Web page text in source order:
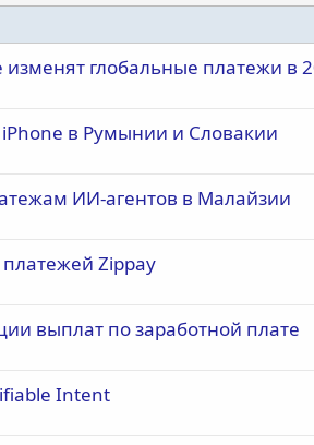
глобальные платежи в
в Румынии и Словакии
ИИ-агентов в Малайзии
Zippay
выплат по заработной плате
Intent